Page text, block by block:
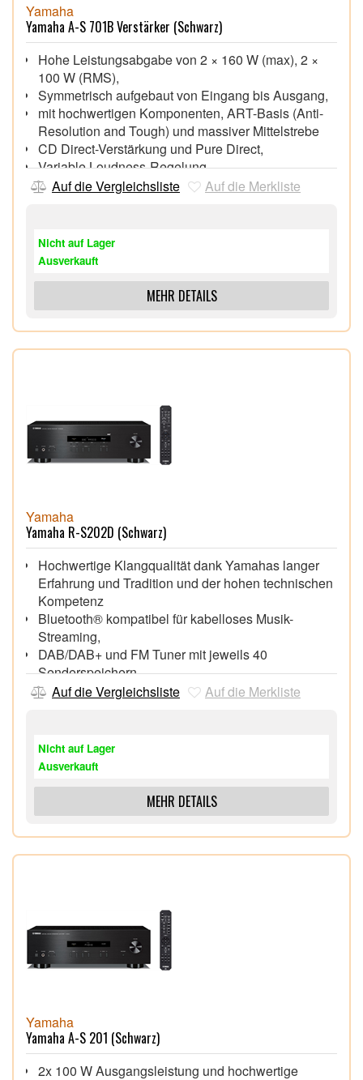
Yamaha
Yamaha A-S 701B Verstärker (Schwarz)
Hohe Leistungsabgabe von 2 × 160 W (max), 2 ×
100 W (RMS),
Symmetrisch aufgebaut von Eingang bis Ausgang,
mit hochwertigen Komponenten, ART-Basis (Anti-
Resolution and Tough) und massiver Mittelstrebe
CD Direct-Verstärkung und Pure Direct,
Variable Loudness-Regelung,
Vergoldete Lautsprecher- und Cinch-Anschlüsse,
Gewicht: 11,2 kg,
Auf die Vergleichsliste Auf die Merkliste
Nicht auf Lager
Ausverkauft
MEHR DETAILS
Yamaha
Yamaha R-S202D (Schwarz)
Hochwertige Klangqualität dank Yamahas langer
Erfahrung und Tradition und der hohen technischen
Kompetenz
Bluetooth® kompatibel für kabelloses Musik-
Streaming,
DAB/DAB+ und FM Tuner mit jeweils 40
Senderspeichern,
Schlichtes, anspruchsvolles Design,
Lautsprecherpaare
Auto Power Standby Funktion,
Kopfhöreranschluss,
Auf die Vergleichsliste Auf die Merkliste
Nicht auf Lager
Ausverkauft
MEHR DETAILS
Yamaha
Yamaha A-S 201 (Schwarz)
2x 100 W Ausgangsleistung und hochwertige